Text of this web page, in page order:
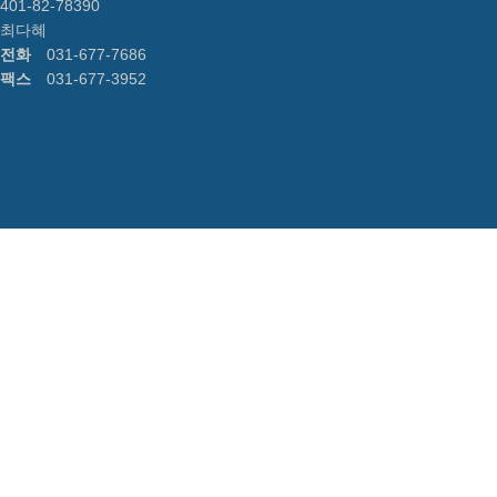
401-82-78390
최다혜
전화
031-677-7686
팩스
031-677-3952